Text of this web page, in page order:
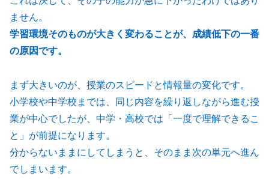
ません。
学習環境そのものが大きく変わることが、成績低下の一番
の原因です。
まず大きいのが、授業のスピードと情報量の変化です。
小学校や中学校までは、同じ内容を繰り返しながら進む授
業が中心でしたが、中学・高校では「一度で理解できるこ
と」が前提になります。
分からないままにしてしまうと、そのまま次の単元へ進ん
でしまいます。